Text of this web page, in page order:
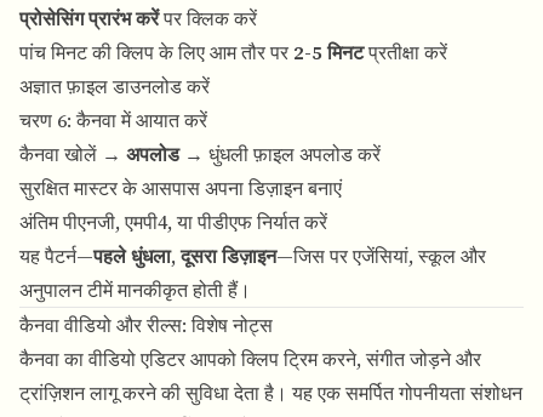
प्रोसेसिंग प्रारंभ करेंपर क्लिक करें
पांच मिनट की क्लिप के लिए आम तौर पर 2-5 मिनटप्रतीक्षा करें
अज्ञात फ़ाइल डाउनलोड करें
चरण 6: कैनवा में आयात करें
कैनवा खोलें → अपलोड→ धुंधली फ़ाइल अपलोड करें
सुरक्षित मास्टर के आसपास अपना डिज़ाइन बनाएं
अंतिम पीएनजी, एमपी4, या पीडीएफ निर्यात करें
यह पैटर्न—पहले धुंधला, दूसरा डिज़ाइन—जिस पर एजेंसियां, स्कूल और
अनुपालन टीमें मानकीकृत होती हैं।
कैनवा वीडियो और रील्स: विशेष नोट्स
कैनवा का वीडियो एडिटर आपको क्लिप ट्रिम करने, संगीत जोड़ने और
ट्रांज़िशन लागू करने की सुविधा देता है। यह एक समर्पित गोपनीयता संशोधन